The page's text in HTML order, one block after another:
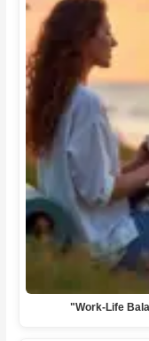
"Work-Life